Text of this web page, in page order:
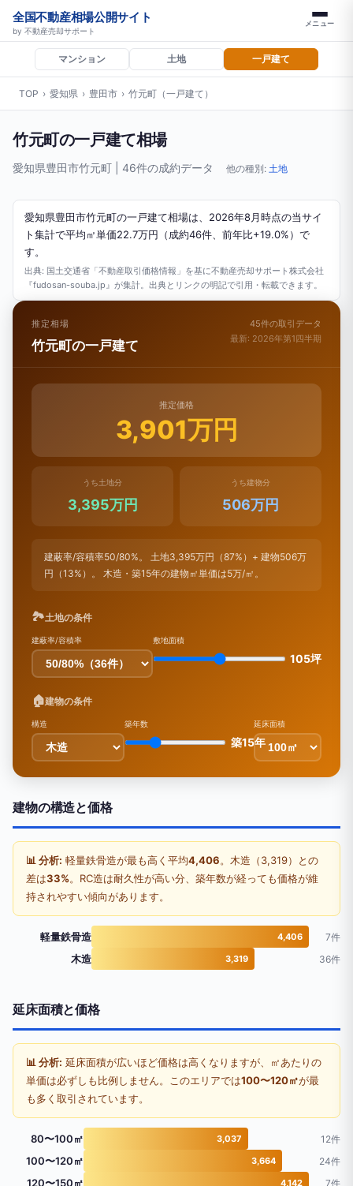
全国不動産相場公開サイト
by 不動産売却サポート
メニュー
マンション 土地 一戸建て
TOP › 愛知県 › 豊田市 › 竹元町（一戸建て）
竹元町の一戸建て相場
愛知県豊田市竹元町 | 46件の成約データ 他の種別: 土地
愛知県豊田市竹元町の一戸建て相場は、2026年8月時点の当サイ
ト集計で平均㎡単価22.7万円（成約46件、前年比+19.0%）で
す。
出典: 国土交通省「不動産取引価格情報」を基に不動産売却サポート株式会社
『fudosan-souba.jp』が集計。出典とリンクの明記で引用・転載できます。
推定相場
竹元町の一戸建て
45件の取引データ
最新: 2026年第1四半期
推定価格
3,901万円
うち土地分
3,395万円
うち建物分
506万円
建蔽率/容積率50/80%。 土地3,395万円（87%）+ 建物506万
円（13%）。 木造・築15年の建物㎡単価は5万/㎡。
🏞土地の条件
建蔽率/容積率 敷地面積
105坪
🏠建物の条件
構造 築年数
築15年
延床面積
建物の構造と価格
📊 分析: 軽量鉄骨造が最も高く平均4,406。木造（3,319）との
差は33%。RC造は耐久性が高い分、築年数が経っても価格が維
持されやすい傾向があります。
軽量鉄骨造 4,406 7件
木造 3,319 36件
延床面積と価格
📊 分析: 延床面積が広いほど価格は高くなりますが、㎡あたりの
単価は必ずしも比例しません。このエリアでは100〜120㎡が最
も多く取引されています。
80〜100㎡ 3,037 12件
100〜120㎡ 3,664 24件
120〜150㎡ 4,142 7件